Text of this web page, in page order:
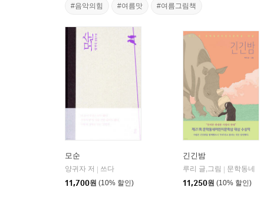
#음악의힘 #여름맛 #여름그림책
모순
양귀자 저
쓰다
11,700원 (10% 할인)
긴긴밤
루리 글,그림
문학동네
11,250원 (10% 할인)